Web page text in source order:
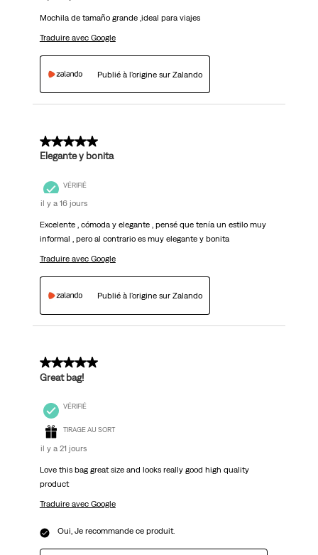
Mochila de tamaño grande ,ideal para viajes
Traduire avec Google
Publié à l'origine sur Zalando
5 sur 5 étoiles.
Elegante y bonita
VÉRIFIÉ
il y a 16 jours
Excelente , cómoda y elegante , pensé que tenía un estilo muy
informal , pero al contrario es muy elegante y bonita
Traduire avec Google
Publié à l'origine sur Zalando
5 sur 5 étoiles.
Great bag!
VÉRIFIÉ
TIRAGE AU SORT
il y a 21 jours
Love this bag great size and looks really good high quality
product
Traduire avec Google
Oui, Je recommande ce produit.